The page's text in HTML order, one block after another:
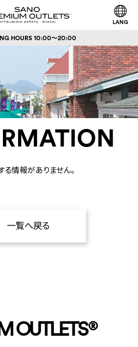
LANG
HOURS 10:00～20:00
る情報がありません。
一覧へ戻る
OUTLETS®